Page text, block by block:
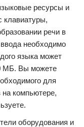
ресурсы и
клавиатуры,
речи в
ввода необходимо
языка может
МБ. Вы можете
для
на компьютере,
оборудования и